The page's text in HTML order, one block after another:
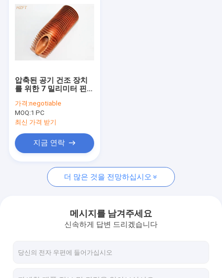
구리 핀형 관
알루미늄 핀 관
돌출성형 핀 관
용접된 핀형 관
열교환기 탄미익 관
하이-핀 관
핀 타래관식 열교환기
물 히팅 코일
압축된 공기 건조 장치
를 위한 7 밀리미터 핀
선 핀 관
가격:negotiable
MOQ:1 PC
최신 가격 받기
지금 연락
더 많은 것을 전망하십시오
메시지를 남겨주세요
신속하게 답변 드리겠습니다